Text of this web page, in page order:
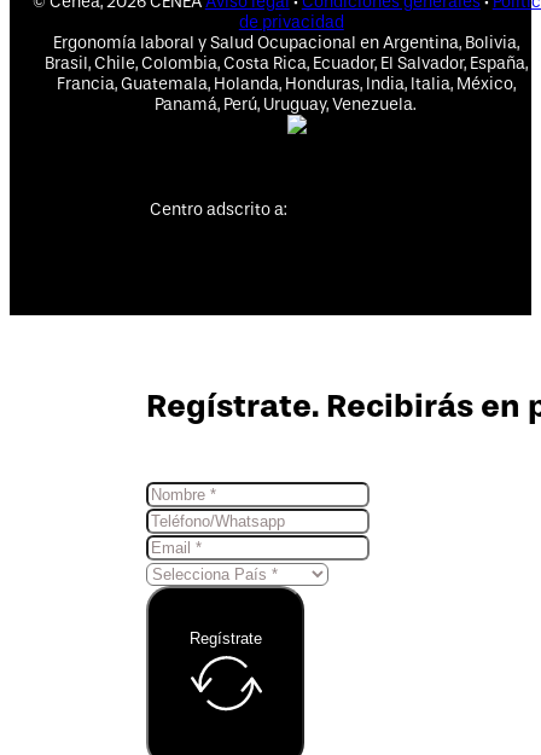
de privacidad
Ergonomía laboral y Salud Ocupacional en Argentina, Bolivia,
Brasil, Chile, Colombia, Costa Rica, Ecuador, El Salvador, España,
Francia, Guatemala, Holanda, Honduras, India, Italia, México,
Panamá, Perú, Uruguay, Venezuela.
Centro adscrito a:
Regístrate. Recibirás en
Regístrate